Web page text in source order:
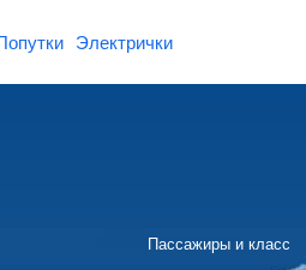
Электрички
Пассажиры и класс